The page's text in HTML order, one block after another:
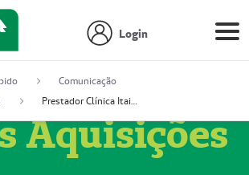
Login
Comunicação
Prestador Clínica Itaipú Ltda (51004348-2)
Aquisições